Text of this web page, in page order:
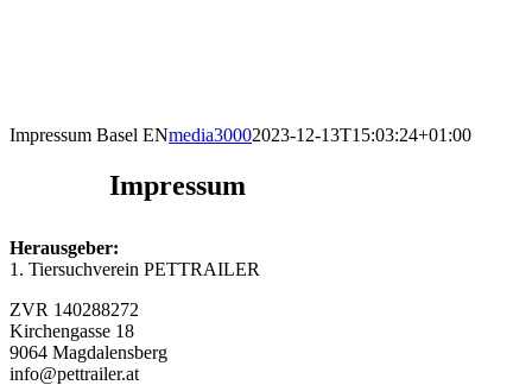
Impressum Basel ENmedia30002023-12-13T15:03:24+01:00
Impressum
Herausgeber:
1. Tiersuchverein PETTRAILER
ZVR 140288272
Kirchengasse 18
9064 Magdalensberg
info@pettrailer.at